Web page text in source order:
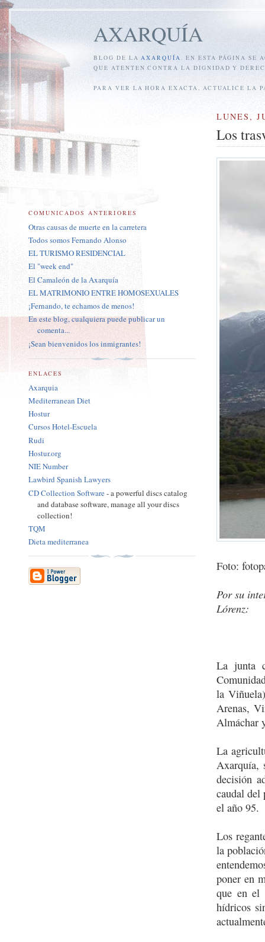
AXARQUÍA
BLOG DE LAAXARQUÍA . EN ESTA PÁGINA SE
QUE ATENTEN CONTRA LA DIGNIDAD Y
PARA VER LA HORA EXACTA, ACTUALICE LA
LUNES,
Los
Foto:
Por su
Lórenz:
La junta
la
Arenas,
Almáchar
La
Axarquía,
decisión
caudal del
el año 95.
Los
la
poner en
que en el
hídricos
COMUNICADOS ANTERIORES
Otras causas de muerte en la carretera
Todos somos Fernando Alonso
EL TURISMO RESIDENCIAL
El "week end"
El Camaleón de la Axarquía
EL MATRIMONIO ENTRE HOMOSEXUALES
¡Fernando, te echamos de menos!
En este blog, cualquiera puede publicar un
comenta...
¡Sean bienvenidos los inmigrantes!
ENLACES
Axarquia
Mediterranean Diet
Hostur
Cursos Hotel-Escuela
Rudi
Hostur.org
NIE Number
Lawbird Spanish Lawyers
CD Collection Software- a powerful discs catalog
and database software, manage all your discs
collection!
TQM
Dieta mediterranea